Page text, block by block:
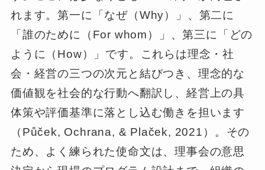
れます。第一に「なぜ（Why）」、第二に
「誰のために（For whom）」、第三に「どの
ように（How）」です。これらは理念・社
会・経営の三つの次元と結びつき、理念的な
価値観を社会的な行動へ翻訳し、経営上の具
体策や評価基準に落とし込む働きを担います
（Půček, Ochrana, & Plaček, 2021）。その
ため、よく練られた使命文は、理事会の意思